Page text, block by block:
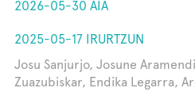
2026-05-30 AIA
2025-05-17 IRURTZUN
Josu Sanjurjo, Josune
Zuazubiskar, Endika Legarra,